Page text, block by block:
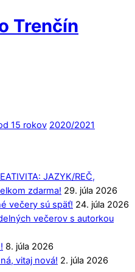
Trenčín
15 rokov 2020/2021
JAZYK/REČ,
zdarma! 29. júla 2026
večery sú späť! 24. júla 2026
večerov s autorkou
8. júla 2026
vitaj nová! 2. júla 2026